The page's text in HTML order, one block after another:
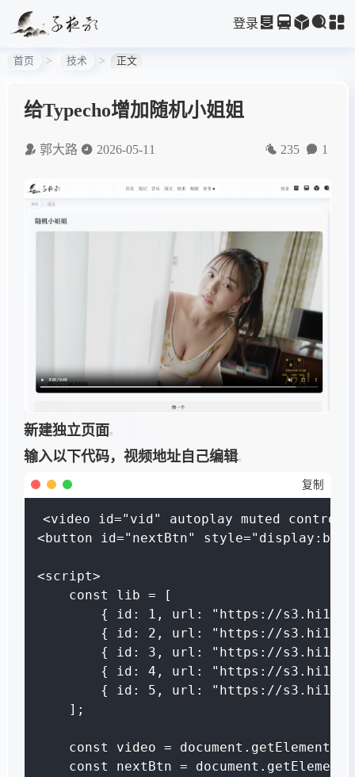
登录
首页 技术 正文
给Typecho增加随机小姐姐
郭大路 2026-05-11 235 1
新建独立页面
输入以下代码，视频地址自己编辑
复制
<video id="vid" autoplay muted
<button id="nextBtn"
<script>
    const lib = [
{ id: 1, url: "https://
{ id: 2, url: "https://
{ id: 3, url: "https://
{ id: 4, url: "https://
{ id: 5, url: "https://
    ];
const video =
const nextBtn =